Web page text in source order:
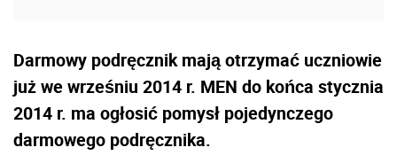
Darmowy podręcznik mają otrzymać uczniowie
już we wrześniu 2014 r. MEN do końca stycznia
2014 r. ma ogłosić pomysł pojedynczego
darmowego podręcznika.